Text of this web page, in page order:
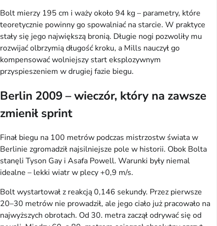
Bolt mierzy 195 cm i waży około 94 kg – parametry, które
teoretycznie powinny go spowalniać na starcie. W praktyce
stały się jego największą bronią. Długie nogi pozwoliły mu
rozwijać olbrzymią długość kroku, a Mills nauczył go
kompensować wolniejszy start eksplozywnym
przyspieszeniem w drugiej fazie biegu.
Berlin 2009 – wieczór, który na zawsze
zmienił sprint
Finał biegu na 100 metrów podczas mistrzostw świata w
Berlinie zgromadził najsilniejsze pole w historii. Obok Bolta
stanęli Tyson Gay i Asafa Powell. Warunki były niemal
idealne – lekki wiatr w plecy +0,9 m/s.
Bolt wystartował z reakcją 0,146 sekundy. Przez pierwsze
20–30 metrów nie prowadził, ale jego ciało już pracowało na
najwyższych obrotach. Od 30. metra zaczął odrywać się od